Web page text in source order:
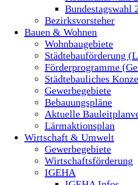
Bundestagswahl
Bezirksvorsteher
Bauen & Wohnen
Wohnbaugebiete
Städtebauförderung
Förderprogramme
Städtebauliches
Gewerbegebiete
Bebauungspläne
Aktuelle
Lärmaktionsplan
Wirtschaft & Umwelt
Gewerbegebiete
Wirtschaftsförderung
IGEHA